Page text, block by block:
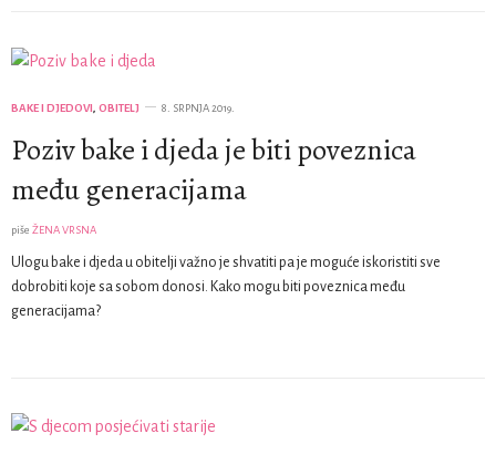
BAKE I DJEDOVI, OBITELJ 8. SRPNJA 2019.
Poziv bake i djeda je biti poveznica
među generacijama
piše ŽENA VRSNA
Ulogu bake i djeda u obitelji važno je shvatiti pa je moguće iskoristiti sve
dobrobiti koje sa sobom donosi. Kako mogu biti poveznica među
generacijama?